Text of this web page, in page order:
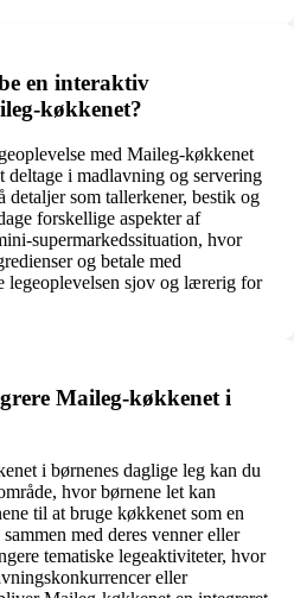
en interaktiv
køkkenet?
med Maileg-køkkenet
deltage i madlavning og servering
som tallerkener, bestik og
forskellige aspekter af
supermarkedssituation, hvor
og betale med
legeoplevelsen sjov og lærerig for
Maileg-køkkenet i
i børnenes daglige leg kan du
hvor børnene let kan
til at bruge køkkenet som en
med deres venner eller
tematiske legeaktiviteter, hvor
eller